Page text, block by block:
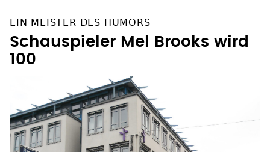
EIN MEISTER DES HUMORS
Schauspieler Mel Brooks wird
100